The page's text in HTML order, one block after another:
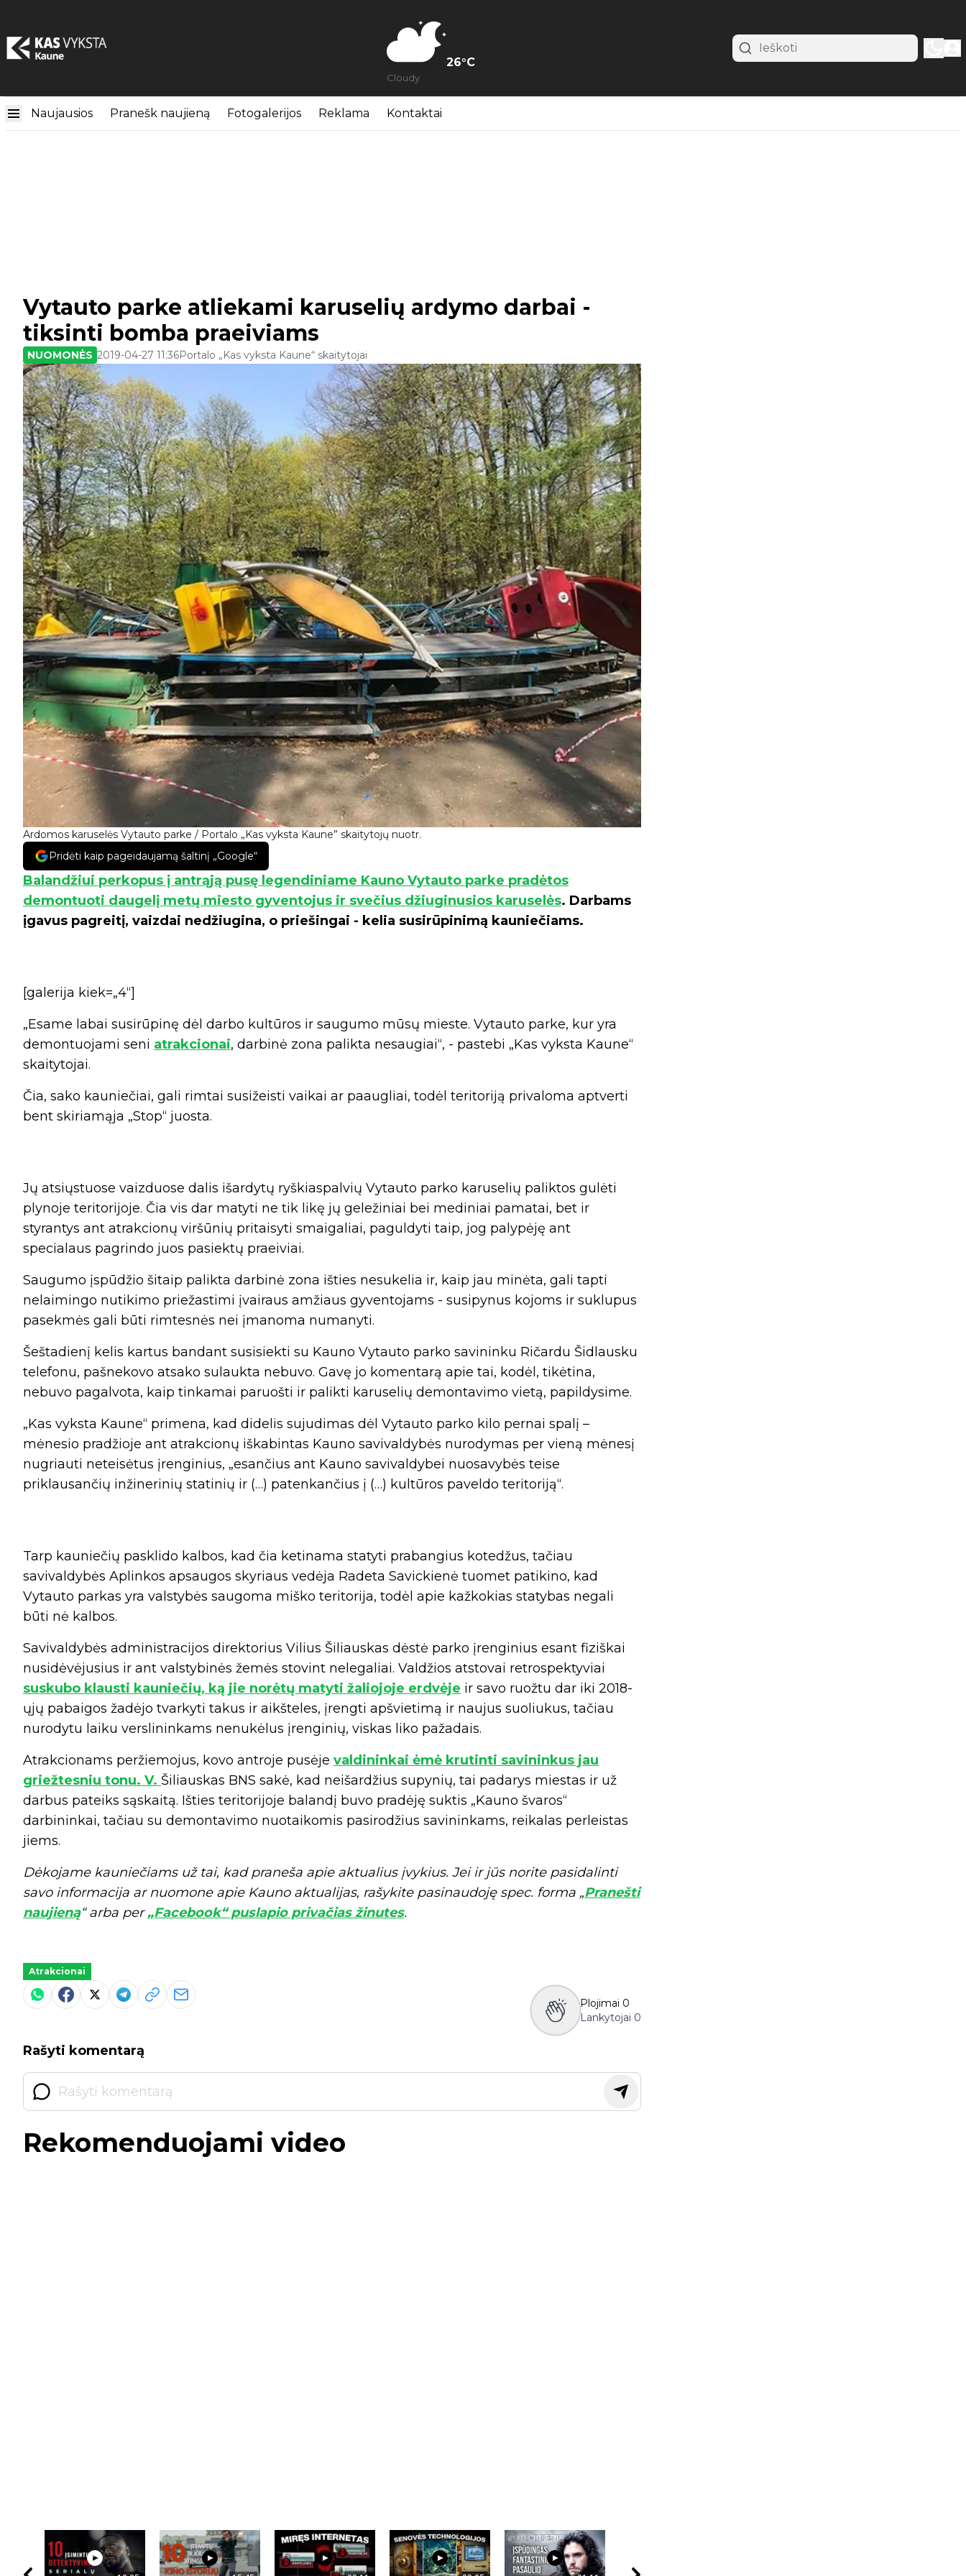
26°C
Cloudy
Naujausios Pranešk naujieną Fotogalerijos Reklama Kontaktai
Ardomos karuselės Vytauto parke / Portalo „Kas vyksta Kaune” skaitytojų nuotr.
Vytauto parke atliekami karuselių ardymo darbai -
tiksinti bomba praeiviams
NUOMONĖS 2019-04-27 11:36Portalo „Kas vyksta Kaune“ skaitytojai
Pridėti kaip pageidaujamą šaltinį „Google“
Balandžiui perkopus į antrąją pusę legendiniame Kauno Vytauto parke pradėtos
demontuoti daugelį metų miesto gyventojus ir svečius džiuginusios karuselės. Darbams
įgavus pagreitį, vaizdai nedžiugina, o priešingai - kelia susirūpinimą kauniečiams.
[galerija kiek=„4“]
„Esame labai susirūpinę dėl darbo kultūros ir saugumo mūsų mieste. Vytauto parke, kur yra
demontuojami seni atrakcionai, darbinė zona palikta nesaugiai“, - pastebi „Kas vyksta Kaune“
skaitytojai.
Čia, sako kauniečiai, gali rimtai susižeisti vaikai ar paaugliai, todėl teritoriją privaloma aptverti
bent skiriamąja „Stop“ juosta.
Jų atsiųstuose vaizduose dalis išardytų ryškiaspalvių Vytauto parko karuselių paliktos gulėti
plynoje teritorijoje. Čia vis dar matyti ne tik likę jų geležiniai bei mediniai pamatai, bet ir
styrantys ant atrakcionų viršūnių pritaisyti smaigaliai, paguldyti taip, jog palypėję ant
specialaus pagrindo juos pasiektų praeiviai.
Saugumo įspūdžio šitaip palikta darbinė zona išties nesukelia ir, kaip jau minėta, gali tapti
nelaimingo nutikimo priežastimi įvairaus amžiaus gyventojams - susipynus kojoms ir suklupus
pasekmės gali būti rimtesnės nei įmanoma numanyti.
Šeštadienį kelis kartus bandant susisiekti su Kauno Vytauto parko savininku Ričardu Šidlausku
telefonu, pašnekovo atsako sulaukta nebuvo. Gavę jo komentarą apie tai, kodėl, tikėtina,
nebuvo pagalvota, kaip tinkamai paruošti ir palikti karuselių demontavimo vietą, papildysime.
„Kas vyksta Kaune“ primena, kad didelis sujudimas dėl Vytauto parko kilo pernai spalį –
mėnesio pradžioje ant atrakcionų iškabintas Kauno savivaldybės nurodymas per vieną mėnesį
nugriauti neteisėtus įrenginius, „esančius ant Kauno savivaldybei nuosavybės teise
priklausančių inžinerinių statinių ir (…) patenkančius į (…) kultūros paveldo teritoriją“.
Tarp kauniečių pasklido kalbos, kad čia ketinama statyti prabangius kotedžus, tačiau
savivaldybės Aplinkos apsaugos skyriaus vedėja Radeta Savickienė tuomet patikino, kad
Vytauto parkas yra valstybės saugoma miško teritorija, todėl apie kažkokias statybas negali
būti nė kalbos.
Savivaldybės administracijos direktorius Vilius Šiliauskas dėstė parko įrenginius esant fiziškai
nusidėvėjusius ir ant valstybinės žemės stovint nelegaliai. Valdžios atstovai retrospektyviai
suskubo klausti kauniečių, ką jie norėtų matyti žaliojoje erdvėje ir savo ruožtu dar iki 2018-
ųjų pabaigos žadėjo tvarkyti takus ir aikšteles, įrengti apšvietimą ir naujus suoliukus, tačiau
nurodytu laiku verslininkams nenukėlus įrenginių, viskas liko pažadais.
Atrakcionams peržiemojus, kovo antroje pusėje valdininkai ėmė krutinti savininkus jau
griežtesniu tonu. V. Šiliauskas BNS sakė, kad neišardžius supynių, tai padarys miestas ir už
darbus pateiks sąskaitą. Išties teritorijoje balandį buvo pradėję suktis „Kauno švaros“
darbininkai, tačiau su demontavimo nuotaikomis pasirodžius savininkams, reikalas perleistas
jiems.
Dėkojame kauniečiams už tai, kad praneša apie aktualius įvykius. Jei ir jūs norite pasidalinti
savo informacija ar nuomone apie Kauno aktualijas, rašykite pasinaudoję spec. forma „Pranešti
naujieną“ arba per„Facebook“ puslapio privačias žinutes.
Atrakcionai
Plojimai 0
Lankytojai 0
Rašyti komentarą
Rekomenduojami video